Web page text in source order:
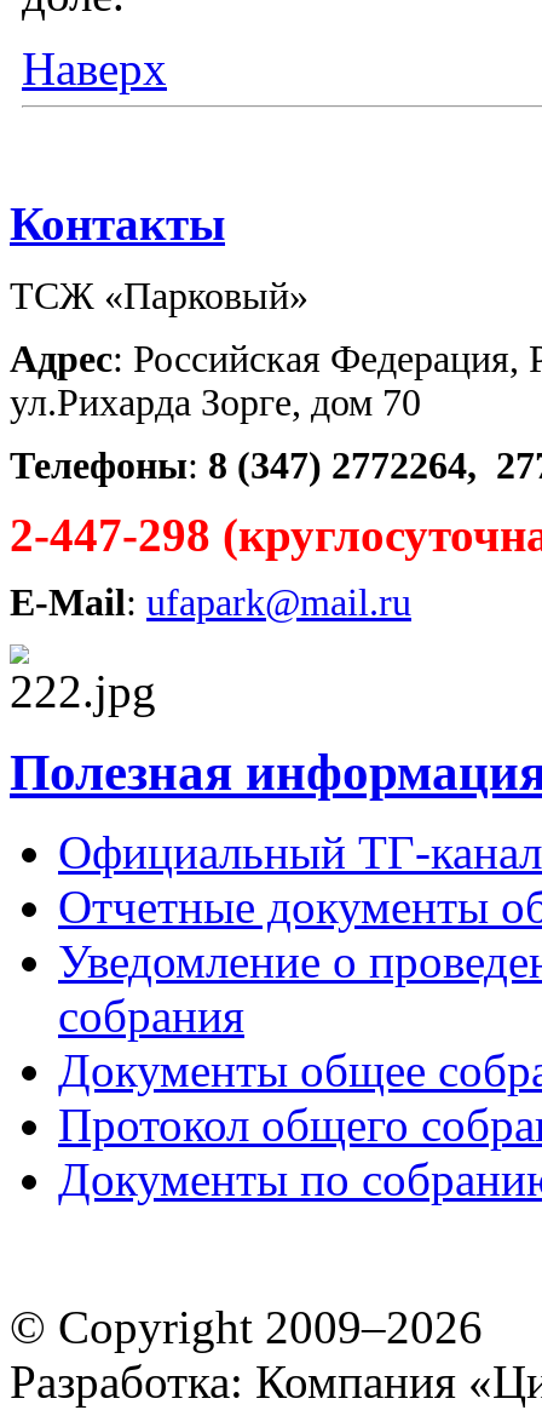
Наверх
Контакты
ТСЖ «Парковый»
Адрес: Российская Федерация,
ул.Рихарда Зорге, дом 70
Телефоны: 8 (347) 2772264,
2-447-298
E-Mail: ufapark@mail.ru
Полезная
Официальный ТГ-
Отчетные документы
Уведомление о
собрания
Документы общее
Протокол общего
Документы по
© Copyright 2009–2026
Разработка: Компания